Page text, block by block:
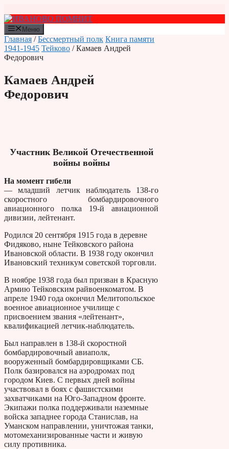
к
содержимому
Меню
Главная /Бессмертный полк Книга памяти
1941-1945 Тейково / Камаев Андрей
Федорович
Камаев Андрей
Федорович
Участник Великой Отечественной
войны войны
На момент гибели
— младший летчик наблюдатель 138-го
скоростного бомбардировочного
авиационного полка 19-й авиационной
дивизии, лейтенант.
Родился 20 сентября 1915 года в деревне
Фидяково, ныне Тейковского района
Ивановской области. В 1938 году окончил
Ивановский техникум советской торговли.
В ноябре 1938 года был призван в Красную
Армию Тейковским райвоенкоматом. В
апреле 1940 года окончил Мелитопольское
военное авиационное училище с
присвоением звания «лейтенант»,
квалификацией летчик-наблюдатель.
Был направлен в 138-й скоростной
бомбардировочный авиаполк,
вооруженный бомбардировщиками СБ.
Полк базировался на аэродромах под
городом Киев. С первых дней войны
участвовал в боях с фашистскими
захватчиками на Юго-Западном фронте.
Экипажи полка поддерживали наземные
войска западнее города Станислав, на
Уманском направлении, уничтожая танки,
мотомеханизированные части и живую
силу противника.